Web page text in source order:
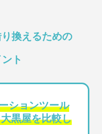
換えるための
ト
ションツール
黒屋を比較し